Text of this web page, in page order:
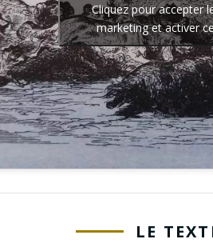
Cliquez pour accepter
marketing et activer
LE